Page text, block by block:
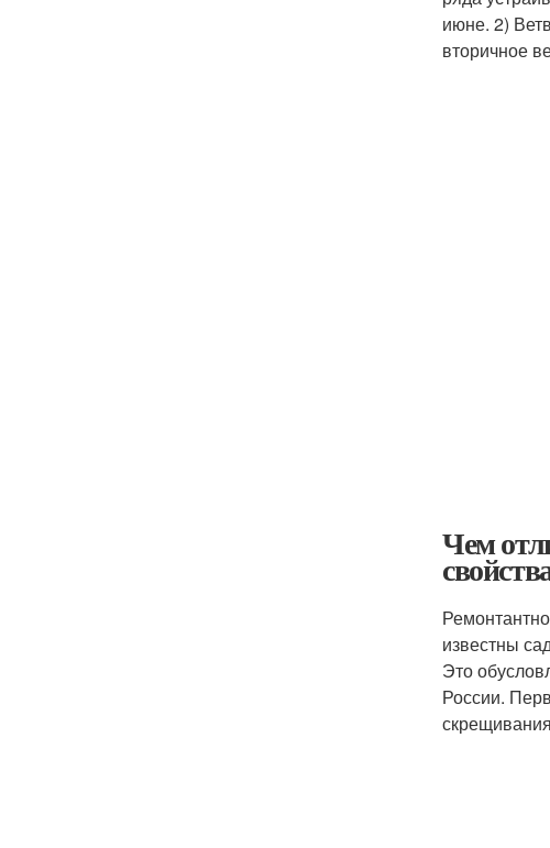
июне. 2)
вторичное
Чем
известны
Это
России.